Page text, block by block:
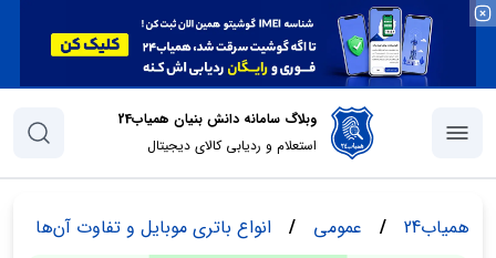
وبلاگ سامانه دانش بنیان همیاب24
استعلام و ردیابی کالای دیجیتال
همیاب24 / عمومی / انواع باتری موبایل و تفاوت آن‌ها